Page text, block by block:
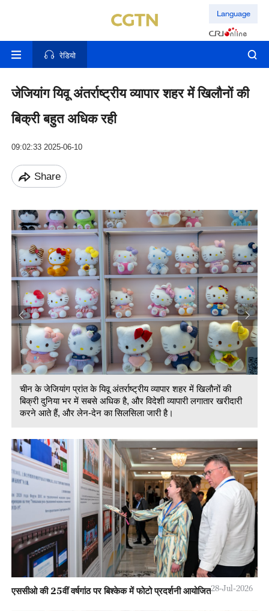
Language
रेडियो
जेजियांग यिवू अंतर्राष्ट्रीय व्यापार शहर में खिलौनों की
बिक्री बहुत अधिक रही
09:02:33 2025-06-10
Share
चीन के जेजियांग प्रांत के यिवू अंतर्राष्ट्रीय व्यापार शहर में खिलौनों की
बिक्री दुनिया भर में सबसे अधिक है, और विदेशी व्यापारी लगातार खरीदारी
करने आते हैं, और लेन-देन का सिलसिला जारी है।
एससीओ की 25वीं वर्षगांठ पर बिश्केक में फोटो प्रदर्शनी आयोजित28-Jul-2026